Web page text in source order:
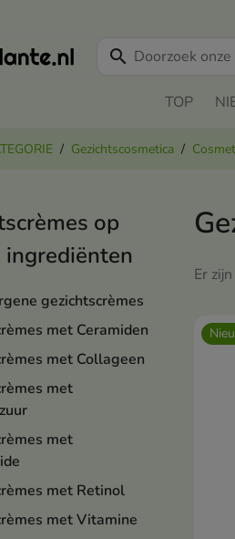
search
TOP
Gezichtscosmetica
op
ingrediënten
gezichtscrèmes
met Ceramiden
met Collageen
met
met
met Retinol
met Vitamine
Er